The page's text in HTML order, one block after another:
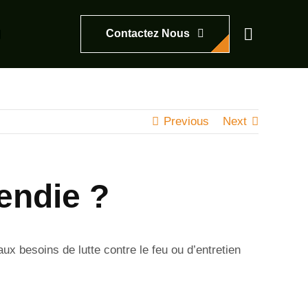
Contactez Nous
Previous Next
?
besoins de lutte contre le feu ou d’entretien